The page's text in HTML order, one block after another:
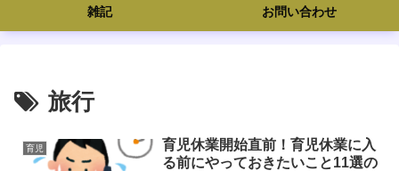
雑記 お問い合わせ
旅行
育児
育児休業開始直前！育児休業に入
る前にやっておきたいこと11選の